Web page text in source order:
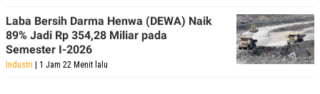
Laba Bersih Darma Henwa (DEWA) Naik
89% Jadi Rp 354,28 Miliar pada
Semester I-2026
Industri | 1 Jam 22 Menit lalu